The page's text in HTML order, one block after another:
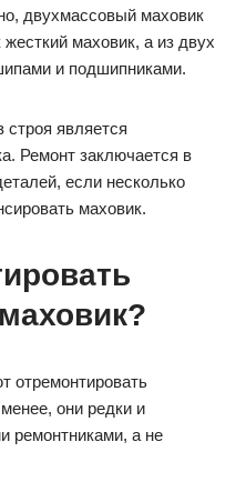
двухмассовый маховик
маховик, а из двух
и подшипниками.
является
Ремонт заключается в
если несколько
маховик.
отремонтировать
они редки и
ремонтниками, а не